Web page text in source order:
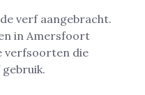
verf aangebracht.
in Amersfoort
verfsoorten die